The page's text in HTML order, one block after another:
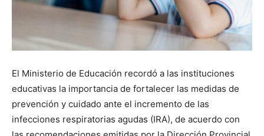
El Ministerio de Educación recordó a las instituciones
educativas la importancia de fortalecer las medidas de
prevención y cuidado ante el incremento de las
infecciones respiratorias agudas (IRA), de acuerdo con